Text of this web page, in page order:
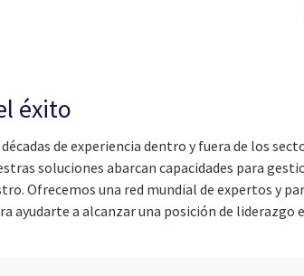
éxito
de experiencia dentro y fuera de los
soluciones abarcan capacidades para
Ofrecemos una red mundial de expertos y
a alcanzar una posición de liderazgo